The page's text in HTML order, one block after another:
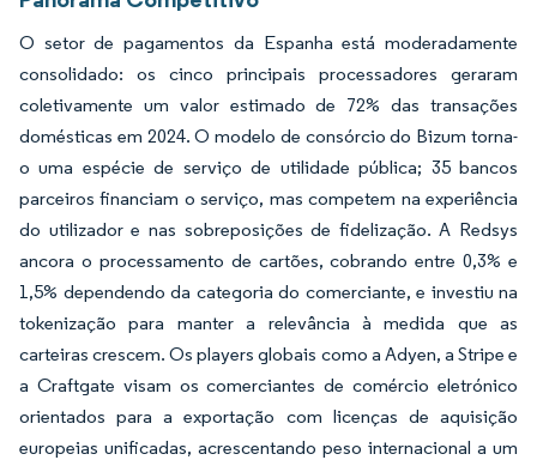
O setor de pagamentos da Espanha está moderadamente
consolidado: os cinco principais processadores geraram
coletivamente um valor estimado de 72% das transações
domésticas em 2024. O modelo de consórcio do Bizum torna-
o uma espécie de serviço de utilidade pública; 35 bancos
parceiros financiam o serviço, mas competem na experiência
do utilizador e nas sobreposições de fidelização. A Redsys
ancora o processamento de cartões, cobrando entre 0,3% e
1,5% dependendo da categoria do comerciante, e investiu na
tokenização para manter a relevância à medida que as
carteiras crescem. Os players globais como a Adyen, a Stripe e
a Craftgate visam os comerciantes de comércio eletrónico
orientados para a exportação com licenças de aquisição
europeias unificadas, acrescentando peso internacional a um